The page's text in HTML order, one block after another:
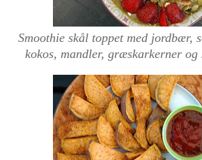
Smoothie skål toppet med jordbær,
kokos, mandler, græskarkerner og